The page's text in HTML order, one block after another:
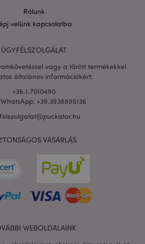
Rólunk
velünk kapcsolatba
ÜGYFÉLSZOLGÁLAT
vagy a törött termékekkel
általános információkért:
+36.1.7010490
+39.3938895136
VÁSÁRLÁS
WEBOLDALAINK
puckator.hu
Google